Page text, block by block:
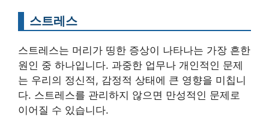
스트레스
스트레스는 머리가 띵한 증상이 나타나는 가장 흔한
원인 중 하나입니다. 과중한 업무나 개인적인 문제
는 우리의 정신적, 감정적 상태에 큰 영향을 미칩니
다. 스트레스를 관리하지 않으면 만성적인 문제로
이어질 수 있습니다.